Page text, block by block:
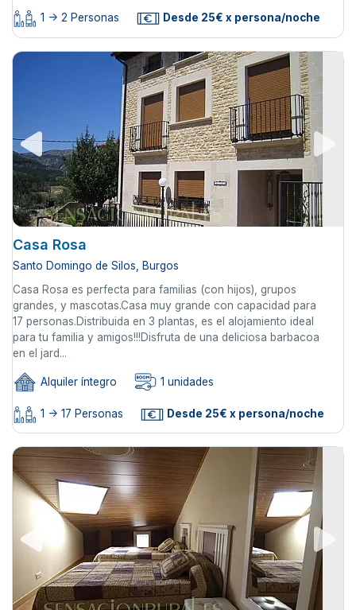
1 -> 2 Personas Desde 25€ x persona/noche
Casa Rosa
Santo Domingo de Silos, Burgos
Casa Rosa es perfecta para familias (con hijos), grupos
grandes, y mascotas.Casa muy grande con capacidad para
17 personas.Distribuida en 3 plantas, es el alojamiento ideal
para tu familia y amigos!!!Disfruta de una deliciosa barbacoa
en el jard...
Alquiler íntegro 1 unidades
1 -> 17 Personas Desde 25€ x persona/noche